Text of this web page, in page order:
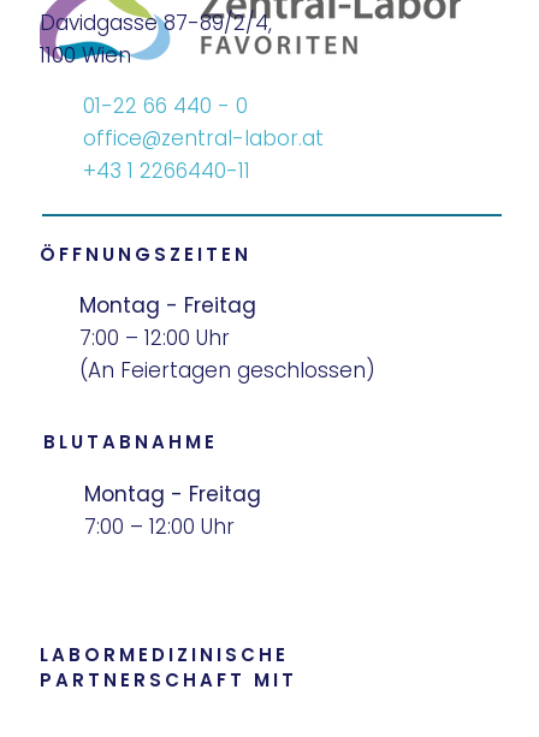
ÖFFNUNGSZEITEN
Montag - Freitag
7:00 – 12:00 Uhr
(An Feiertagen geschlossen)
BLUTABNAHME
Montag - Freitag
7:00 – 12:00 Uhr
Davidgasse 87-89/2/4,
1100 Wien
01-22 66 440 - 0
office@zentral-labor.at
+43 1 2266440-11
LABORMEDIZINISCHE
PARTNERSCHAFT MIT